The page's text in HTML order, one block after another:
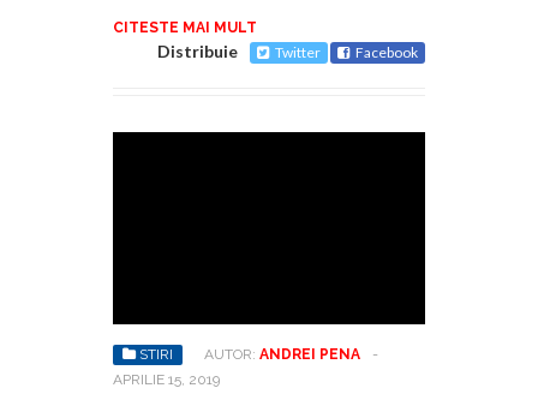
CITESTE MAI MULT
Distribuie Twitter Facebook
STIRI AUTOR: ANDREI PENA
-
APRILIE 15, 2019